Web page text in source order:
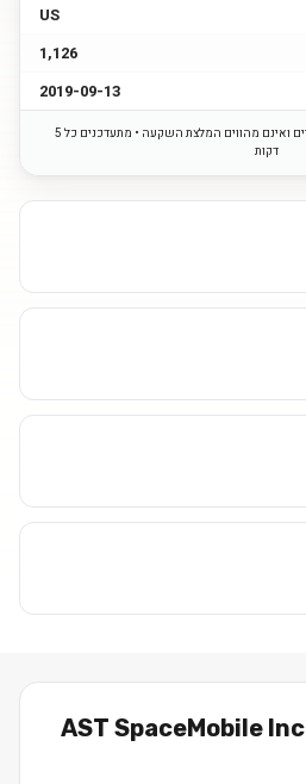
US
1,126
2019-09-13
הנתונים מבוססים על מקורות ציבוריים ואינם מהווים המלצת השקעה • מתעדכנים כל 5
דקות
AST SpaceMobile Inc